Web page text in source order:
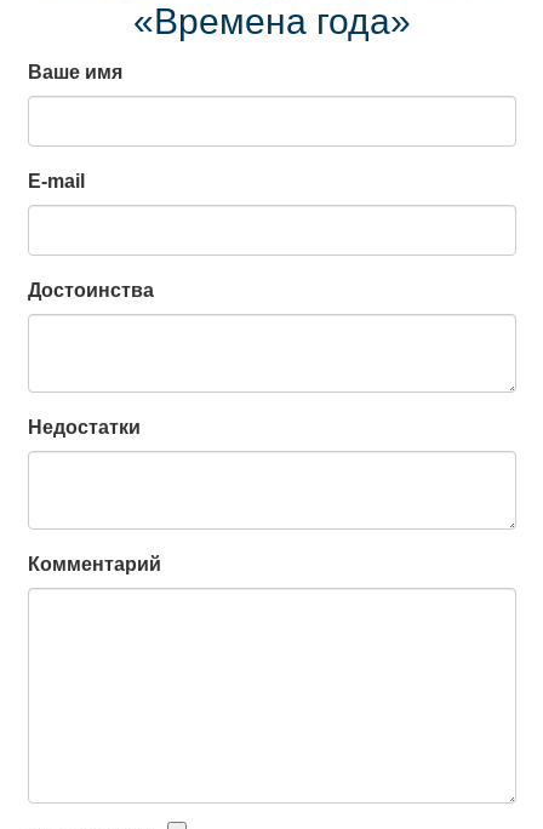
«Времена года»
Ваше имя
E-mail
Достоинства
Недостатки
Комментарий